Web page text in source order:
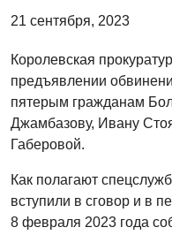
21 сентября, 2023
Королевская
предъявлении
пятерым гражданам
Джамбазову, Ивану
Габеровой.
Как полагают
вступили в сговор и в
8 февраля 2023 года